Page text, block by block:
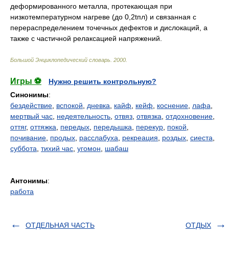
деформированного металла, протекающая при
низкотемпературном нагреве (до 0,2tпл) и связанная с
перераспределением точечных дефектов и дислокаций, а
также с частичной релаксацией напряжений.
Большой Энциклопедический словарь 2000
Игры ⚽
Нужно решить контрольную?
Синонимы:
бездействие вспокой дневка кайф кейф коснение лафа
мертвый час недеятельность отвяз отвязка отдохновение
оттяг, оттяжка передых передышка перекур покой
почивание продых расслабуха рекреация роздых сиеста
суббота тихий час угомон шабаш
Антонимы:
работа
ОТДЕЛЬНАЯ ЧАСТЬ ОТДЫХ